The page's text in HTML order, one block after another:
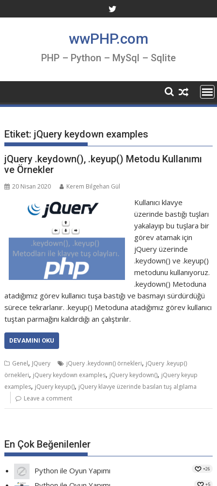
to
wwPHP.com
PHP – Python – MySql – Sqlite
Etiket: jQuery keydown examples
jQuery .keydown(), .keyup() Metodu Kullanımı
ve Örnekler
20 Nisan 2020 Kerem Bilgehan Gül
Kullanıcı klavye
üzerinde bastığı tuşları
yakalayıp bu tuşlara bir
görev atamak için
jQuery üzerinde
.keydown() ve .keyup()
metodunu kullanıyoruz.
.keydown() Metoduna
atadığımız görev kullanıcı tuşa bastığı ve basmayı sürdürdüğü
sürece tekrarlanır. .keyup() Metoduna atadığımız görev kullanıcı
tuştan parmağını kaldırdığı an çalıştırılır.
DEVAMINI OKU
Genel, JQuery jQuery .keydown() örnekleri, jQuery .keyup()
örnekleri, jQuery keydown examples, jQuery keydown(), jQuery keyup
examples, jQuery keyup(), jQuery klavye üzerinde basılan tuş algılama
Leave a comment
En Çok Beğenilenler
Python ile Oyun Yapımı +26
+5